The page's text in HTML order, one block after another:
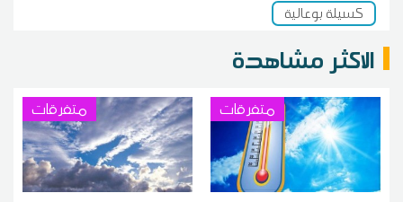
كسيلة بوعالية
الاكثر مشاهدة
متفرقات متفرقات